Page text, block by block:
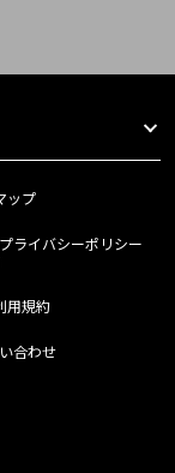
ップ
プライバシーポリシー
用規約
合わせ